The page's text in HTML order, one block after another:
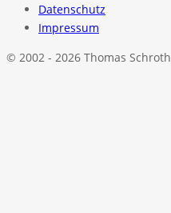
Datenschutz
Impressum
© 2002 - 2026 Thomas Schroth